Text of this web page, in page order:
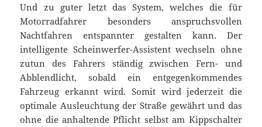
Und zu guter letzt das System, welches die für
Motorradfahrer besonders anspruchsvollen
Nachtfahren entspannter gestalten kann. Der
intelligente Scheinwerfer-Assistent wechseln ohne
zutun des Fahrers ständig zwischen Fern- und
Abblendlicht, sobald ein entgegenkommendes
Fahrzeug erkannt wird. Somit wird jederzeit die
optimale Ausleuchtung der Straße gewährt und das
ohne die anhaltende Pflicht selbst am Kippschalter